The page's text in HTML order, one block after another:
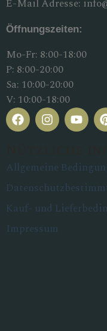
E-Mail Adresse:
Öffnungszeiten:
Mo-Fr: 8:00-18:00
P: 8:00-20:00
Sa: 10:00-20:00
V: 10:00-18:00
Allgemeine
Kauf- und
Impressum